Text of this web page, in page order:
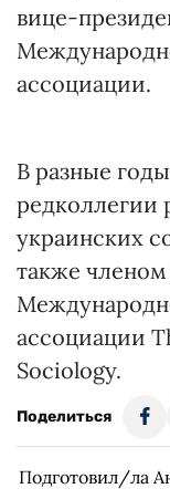
вице-
ассоциации.
В разные
редколлегии
украинских
также
ассоциации
Sociology.
Поделиться
Подготовил/ла